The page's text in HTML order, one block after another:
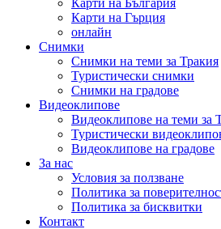
Карти на Гърция
онлайн
Снимки
Снимки на теми за Тракия
Туристически снимки
Снимки на градове
Видеоклипове
Видеоклипове на теми за
Туристически
Видеоклипове на градове
За нас
Условия за ползване
Политика за
Политика за бисквитки
Контакт